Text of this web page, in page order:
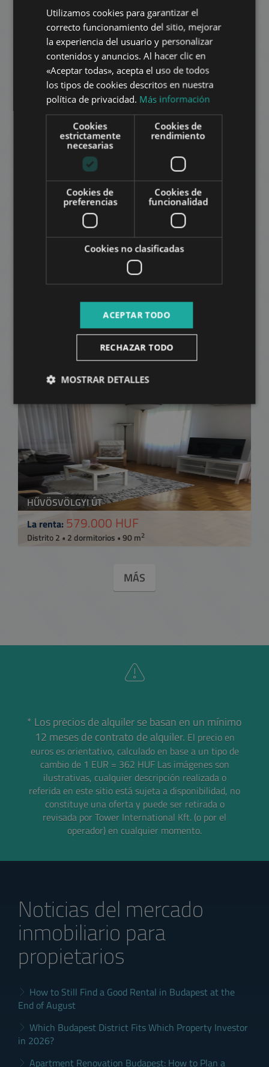
AÑADIR A LA LISTA
BERKENYE UTCA
4.887.000 HUF
AÑADIR A LA LISTA
350.000 HUF
Distrito 2 • 1 dormitorios • 38 m
HŰVÖSVÖLGYI ÚT
La renta: 579.000 HUF
Distrito 2 • 2 dormitorios • 90 m2
MÁS
* Los precios de alquiler se basan en un mínimo
12 meses de contrato de alquiler. El precio en
euros es orientativo, calculado en base a un tipo de
cambio de 1 EUR = 362 HUF Las imágenes son
ilustrativas, cualquier descripción realizada o
referida en este sitio está sujeta a disponibilidad, no
constituye una oferta y puede ser retirada o
revisada por Tower International Kft. (o por el
operador) en cualquier momento.
Noticias del mercado
inmobiliario para
propietarios
How to Still Find a Good Rental in Budapest at the
End of August
Which Budapest District Fits Which Property Investor
in 2026?
Apartment Renovation Budapest: How to Plan a
ENGLISH
HUNGARIAN
FRENCH
SPANISH
RUSSIAN
Utilizamos cookies para garantizar el
correcto funcionamiento del sitio, mejorar
la experiencia del usuario y personalizar
contenidos y anuncios. Al hacer clic en
«Aceptar todas», acepta el uso de todos
los tipos de cookies descritos en nuestra
política de privacidad. Más información
Cookies
estrictamente
necesarias
Cookies de
rendimiento
Cookies de
preferencias
Cookies de
funcionalidad
Cookies no clasificadas
ACEPTAR TODO
RECHAZAR TODO
MOSTRAR DETALLES